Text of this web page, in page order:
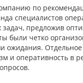
по
специалистов
предложив
были четко
ожидания. Отдельное
и оперативность в